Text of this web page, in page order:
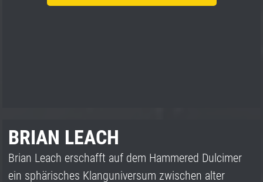
BRIAN LEACH
Brian Leach erschafft auf dem Hammered Dulcimer
ein sphärisches Klanguniversum zwischen alter